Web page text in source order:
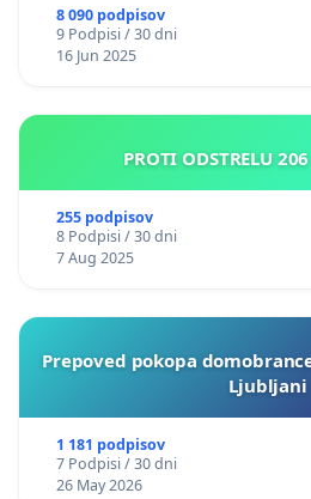
8 090 podpisov
9 Podpisi / 30 dni
16 Jun 2025
PROTI ODSTRELU
255 podpisov
8 Podpisi / 30 dni
7 Aug 2025
Prepoved pokopa
Ljubljani
1 181 podpisov
7 Podpisi / 30 dni
26 May 2026